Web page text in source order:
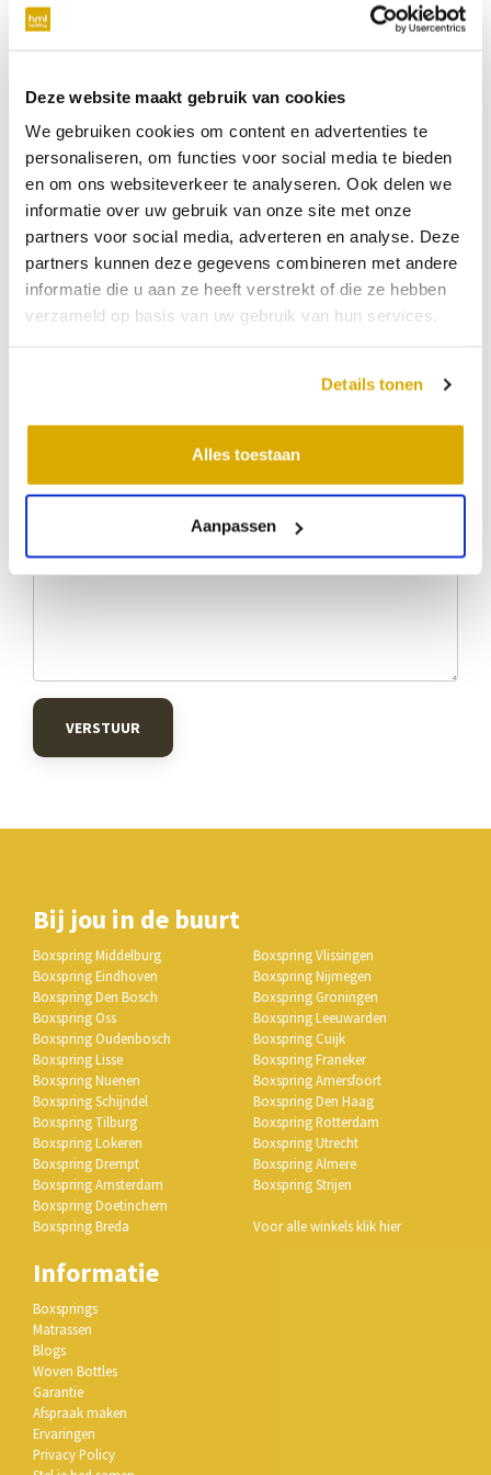
Deze website maakt gebruik van cookies
We gebruiken cookies om content en advertenties te
personaliseren, om functies voor social media te bieden
en om ons websiteverkeer te analyseren. Ook delen we
informatie over uw gebruik van onze site met onze
partners voor social media, adverteren en analyse. Deze
partners kunnen deze gegevens combineren met andere
informatie die u aan ze heeft verstrekt of die ze hebben
verzameld op basis van uw gebruik van hun services.
Details tonen
Alles toestaan
Aanpassen
verplicht
niet verplicht
Datum:18-06-2026
Tijdstip:
Verkooppunt
VERSTUUR
Bij jou in de buurt
Boxspring Middelburg
Boxspring Eindhoven
Boxspring Den Bosch
Boxspring Oss
Boxspring Oudenbosch
Boxspring Lisse
Boxspring Nuenen
Boxspring Schijndel
Boxspring Tilburg
Boxspring Lokeren
Boxspring Drempt
Boxspring Amsterdam
Boxspring Doetinchem
Boxspring Breda
Boxspring Vlissingen
Boxspring Nijmegen
Boxspring Groningen
Boxspring Leeuwarden
Boxspring Cuijk
Boxspring Franeker
Boxspring Amersfoort
Boxspring Den Haag
Boxspring Rotterdam
Boxspring Utrecht
Boxspring Almere
Boxspring Strijen
Voor alle winkels klik hier
Informatie
Boxsprings
Matrassen
Blogs
Woven Bottles
Garantie
Afspraak maken
Ervaringen
Privacy Policy